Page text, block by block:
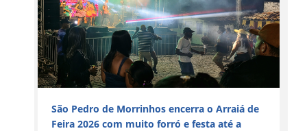
São Pedro de Morrinhos encerra o Arraiá de
Feira 2026 com muito forró e festa até a